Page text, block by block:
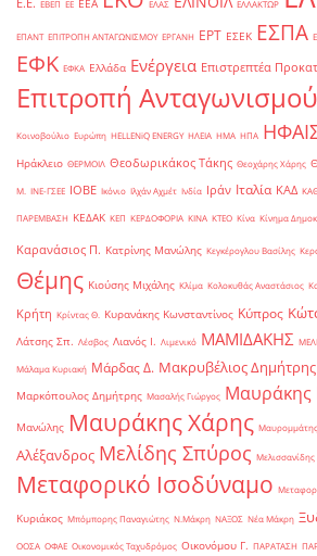
Ε.Ε. ΕΒΕΠ ΕΕ ΕΕΑ ΕΛΑΣ ΕΛΛΑΚΤΩΡ
ΕΠΑΝΤ ΕΠΙΤΡΟΠΗ ΑΝΤΑΓΩΝΙΣΜΟΥ ΕΡΓΑΝΗ ΕΡΤ ΕΣΕΚ ΕΣΠΑ
ΕΦΚ ΕΦΚΑ Ελλάδα Ενέργεια Επιστρεπτέα
Επιτροπή Ανταγωνισμού
Κοινοβούλιο Ευρώπη ΗELLENiQ ENERGY ΗΛΕΙΑ ΗΜΑ ΗΠΑ
Ηράκλειο ΘΕΡΜΟΙΛ Θεοδωρικάκος Τάκης Θεοχάρης Χάρης
Μ. ΙΝΕ-ΓΣΕΕ ΙΟΒΕ Ικόνιο Ιλχάν Αχμέτ Ινδία Ιράν Ιταλία ΚΑΔ
ΠΑΡΕΜΒΑΣΗ ΚΕΔΑΚ ΚΕΠ ΚΕΡΔΟΦΟΡΙΑ ΚΙΝΑ ΚΤΕΟ Κίνα Κίνημα
Καρανάσιος Π. Κατρίνης Μανώλης Κεγκέρογλου Βασίλης
Θέμης Κιούσης Μιχάλης Κλίμα Κολοκυθάς Αναστάσιος
Κρήτη Κρίντας Θ. Κυρανάκης Κωνσταντίνος Κύπρος
Λάτσης Σπ. Λέσβος Λιανός Ι. Λιμενικό ΜΑΜΙΔΑΚΗΣ
Μάλαμα Κυριακή Μάρδας Δ. Μακρυβέλιος Δημήτρης
Μαρκόπουλος Δημήτρης Μασαλής Γιώργος Μαυράκης
Μανώλης Μαυράκης Χάρης
Αλέξανδρος Μελίδης Σπύρος
Μεταφορικό Ισοδύναμο
Κυριάκος Μπόμπορης Παναγιώτης Ν.Μάκρη ΝΑΞΟΣ Νέα Μάκρη
ΟΟΣΑ ΟΦΑΕ Οικονομικός Ταχυδρόμος Οικονόμου Γ. ΠΑΡΑΤΑΣΗ